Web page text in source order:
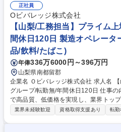
プ 正社員
Oビバレッジ株式会社
【山梨/工務担当】プライム
間休日120日 製造オペレータ
品/飲料/たばこ)
年俸336万6000円～396万円
山梨県南都留郡
企業名 Ｏビバレッジ株式会社 求人名 【山梨/工務担当】プライム上場企業
グループ/転勤無/年間休日120日 仕事の内容 当社は独自のビジネスモデル
で高品質、低価格を実現し、業界トッ
ーのグループ企業です。そんな当社山
する充填工程 (3)ラベリングや梱包を
業界未経験歓迎 資格取得支援あり 転勤